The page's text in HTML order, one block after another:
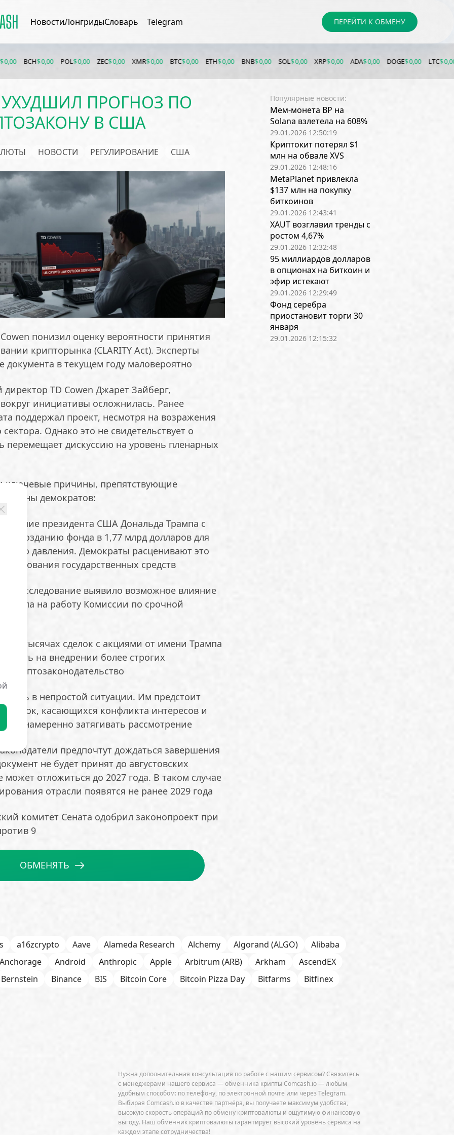
НовостиЛонгридыСловарь Telegram ПЕРЕЙТИ К ОБМЕНУ
$ 0,00 POL$ 0,00 ZEC$ 0,00 XMR$ 0,00 BTC$ 0,00 ETH$ 0,00 BNB$ 0,00 SOL$ 0,00 XRP$ 0,00 ADA$ 0,00 DOGE$ 0,00 LTC$ 0,00 LINK$
УХУДШИЛ ПРОГНОЗ ПО
В США
НОВОСТИ РЕГУЛИРОВАНИЕ США
понизил оценку вероятности принятия
крипторынка (CLARITY Act). Эксперты
документа в текущем году маловероятно
TD Cowen Джарет Зайберг,
инициативы осложнилась. Ранее
поддержал проект, несмотря на возражения
Однако это не свидетельствует о
перемещает дискуссию на уровень пленарных
ключевые причины, препятствующие
демократов:
президента США Дональда Трампа с
к созданию фонда в 1,77 млрд долларов для
давления. Демократы расценивают это
государственных средств
расследование выявило возможное влияние
Трампа на работу Комиссии по срочной
о тысячах сделок с акциями от имени Трампа
на внедрении более строгих
криптозаконодательство
в непростой ситуации. Им предстоит
касающихся конфликта интересов и
намеренно затягивать рассмотрение
предпочтут дождаться завершения
не будет принят до августовских
может отложиться до 2027 года. В таком случае
отрасли появятся не ранее 2029 года
комитет Сената одобрил законопроект при
9
ОБМЕНЯТЬ
Популярные новости:
Мем-монета BP на
Solana взлетела на 608%
29.01.2026 12:50:19
Криптокит потерял $1
млн на обвале XVS
29.01.2026 12:48:16
MetaPlanet привлекла
$137 млн на покупку
биткоинов
29.01.2026 12:43:41
XAUT возглавил тренды с
ростом 4,67%
29.01.2026 12:32:48
95 миллиардов долларов
в опционах на биткоин и
эфир истекают
29.01.2026 12:29:49
Фонд серебра
приостановит торги 30
января
29.01.2026 12:15:32
a16zcrypto Aave Alameda Research Alchemy Algorand (ALGO)
Alibaba
Anchorage Android Anthropic Apple Arbitrum (ARB) Arkham
AscendEX
Bernstein Binance BIS Bitcoin Core Bitcoin Pizza Day Bitfarms
Bitfinex
Ethereum Name Service Exodus Facebook
FATF
FTX Galaxy Digital Gemini GitHub
Glassnode
Grayscale Investments HSBC HTX Huawei
Hut 8
Нужна дополнительная консультация по работе с нашим сервисом? Свяжитесь
с менеджерами нашего сервиса — обменника крипты Comcash.io — любым
удобным способом: по телефону, по электронной почте или через Telegram.
Выбирая Comcash.io в качестве партнёра, вы получаете максимум удобства,
высокую скорость операций по обмену криптовалюты и ощутимую финансовую
выгоду. Наш обменник криптовалюты гарантирует высокий уровень сервиса на
каждом этапе сотрудничества!